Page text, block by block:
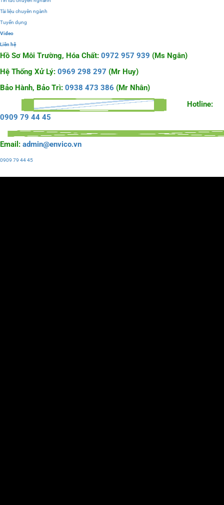
Tài liệu chuyên ngành
Tuyển dụng
Video
Liên hệ
Hồ Sơ Môi Trường, Hóa Chất: 0972 957 939 (Ms Ngân)
Hệ Thống Xử Lý: 0969 298 297 (Mr Huy)
Bảo Hành, Bảo Trì: 0938 473 386 (Mr Nhân)
Hotline:
0909 79 44 45
Email: admin@envico.vn
0909 79 44 45